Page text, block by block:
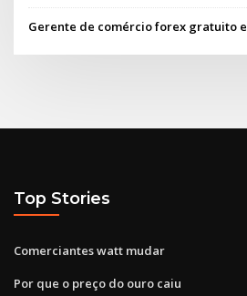
Gerente de comércio forex gratuito e
Top Stories
Comerciantes watt mudar
Por que o preço do ouro caiu